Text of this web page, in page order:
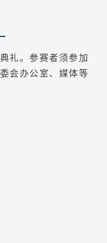
礼。参赛者须参加
会办公室、媒体等